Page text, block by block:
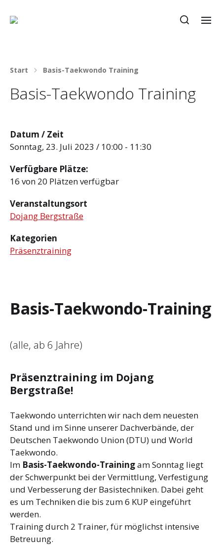
Start Basis-Taekwondo Training
Basis-Taekwondo Training
Datum / Zeit
Sonntag, 23. Juli 2023 / 10:00 - 11:30
Verfügbare Plätze:
16 von 20 Plätzen verfügbar
Veranstaltungsort
Dojang Bergstraße
Kategorien
Präsenztraining
Basis-Taekwondo-Training
(alle, ab 6 Jahre)
Präsenztraining im Dojang
Bergstraße!
Taekwondo unterrichten wir nach dem neuesten
Stand und im Sinne unserer Dachverbände, der
Deutschen Taekwondo Union (DTU) und World
Taekwondo.
Im Basis-Taekwondo-Trainingam Sonntag liegt
der Schwerpunkt bei derVermittlung, Verfestigung
und Verbesserung der Basistechniken. Dabei geht
es um Techniken die bis zum 6 KUP eingeführt
werden.
Training durch 2 Trainer, für möglichst intensive
Betreuung.